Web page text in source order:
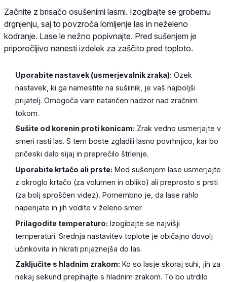
Začnite z brisačo osušenimi lasmi. Izogibajte se grobemu
drgnjenju, saj to povzroča lomljenje las in neželeno
kodranje. Lase le nežno popivnajte. Pred sušenjem je
priporočljivo nanesti izdelek za zaščito pred toploto.
Uporabite nastavek (usmerjevalnik zraka): Ozek
nastavek, ki ga namestite na sušilnik, je vaš najboljši
prijatelj. Omogoča vam natančen nadzor nad zračnim
tokom.
Sušite od korenin proti konicam: Zrak vedno usmerjajte v
smeri rasti las. S tem boste zgladili lasno povrhnjico, kar bo
pričeski dalo sijaj in preprečilo štrlenje.
Uporabite krtačo ali prste: Med sušenjem lase usmerjajte
z okroglo krtačo (za volumen in obliko) ali preprosto s prsti
(za bolj sproščen videz). Pomembno je, da lase rahlo
napenjate in jih vodite v želeno smer.
Prilagodite temperaturo: Izogibajte se najvišji
temperaturi. Srednja nastavitev toplote je običajno dovolj
učinkovita in hkrati prijaznejša do las.
Zaključite s hladnim zrakom: Ko so lasje skoraj suhi, jih za
nekaj sekund prepihajte s hladnim zrakom. To bo utrdilo